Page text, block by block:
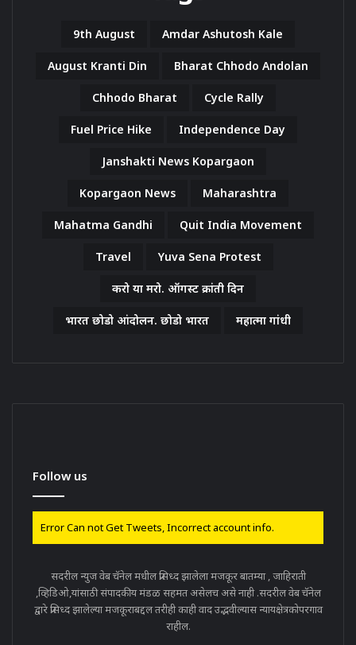
9th August Amdar Ashutosh Kale
August Kranti Din Bharat Chhodo Andolan
Chhodo Bharat Cycle Rally
Fuel Price Hike Independence Day
Janshakti News Kopargaon
Kopargaon News Maharashtra
Mahatma Gandhi Quit India Movement
Travel Yuva Sena Protest
करो या मरो. ऑगस्ट क्रांती दिन
भारत छोडो आंदोलन. छोडो भारत महात्मा गांधी
Follow us
Error Can not Get Tweets, Incorrect account info.
सदरील न्युज वेब चॅनेल मधील प्रसिध्द झालेला मजकूर बातम्या , जाहिराती
,व्हिडिओ,यांसाठी संपादकीय मंडळ सहमत असेलच असे नाही .सदरील वेब चॅनेल
द्वारे प्रसिध्द झालेल्या मजकूराबद्दल तरीही काही वाद उद्भवील्यास न्यायक्षेत्रकोपरगाव
राहील.